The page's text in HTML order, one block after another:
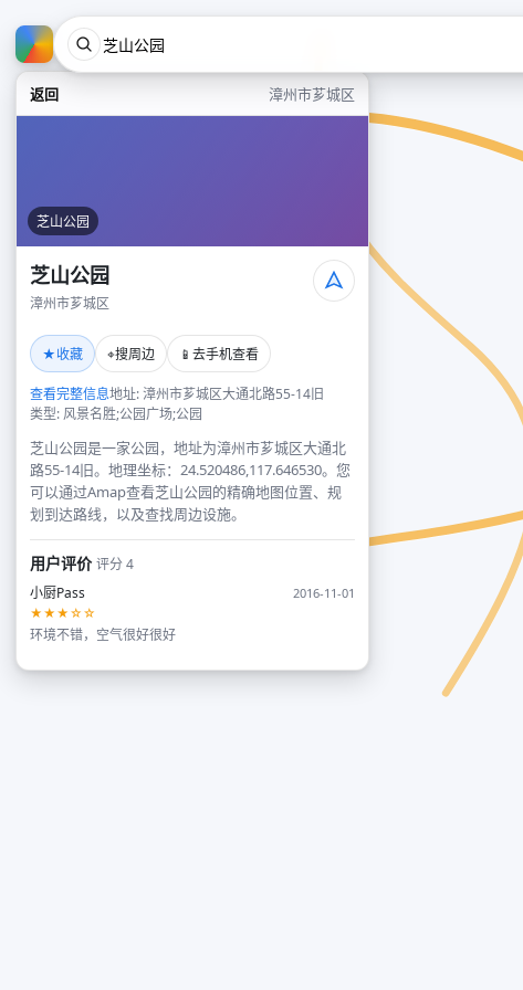
返回 漳州市芗城区
芝山公园
芝山公园
漳州市芗城区
★收藏 ⌖搜周边 📱 去手机查看
查看完整信息地址: 漳州市芗城区大通北路55-14旧
类型: 风景名胜;公园广场;公园
芝山公园是一家公园，地址为漳州市芗城区大通北
路55-14旧。地理坐标：24.520486,117.646530。您
可以通过Amap查看芝山公园的精确地图位置、规
划到达路线，以及查找周边设施。
用户评价评分 4
小厨Pass
2016-11-01
★★★☆☆
环境不错，空气很好很好